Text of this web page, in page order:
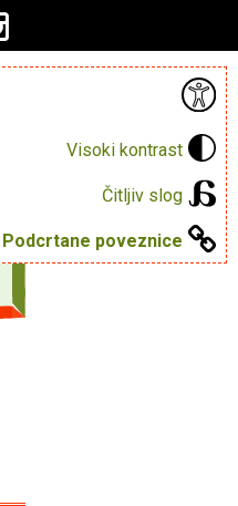
Visoki kontrast
Čitljiv slog
Podcrtane poveznice